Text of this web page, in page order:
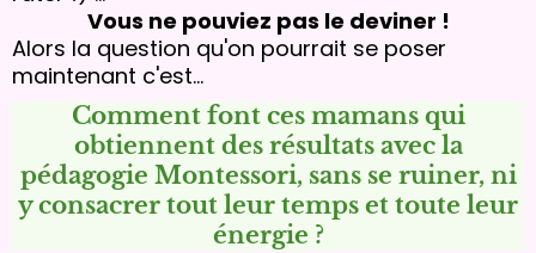
Vous ne pouviez pas le deviner !
Alors la question qu'on pourrait se poser
maintenant c'est...
Comment font ces mamans qui
obtiennent des résultats avec la
pédagogie Montessori, sans se ruiner, ni
y consacrer tout leur temps et toute leur
énergie ?